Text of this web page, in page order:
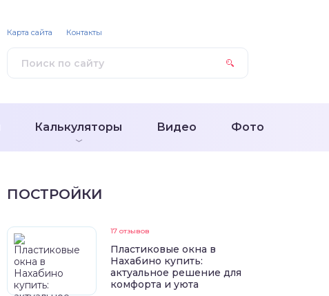
Калькуляторы Видео Фото
Карта сайта Контакты
ПОСТРОЙКИ
17 отзывов
Пластиковые окна в
Нахабино купить:
актуальное решение для
комфорта и уюта